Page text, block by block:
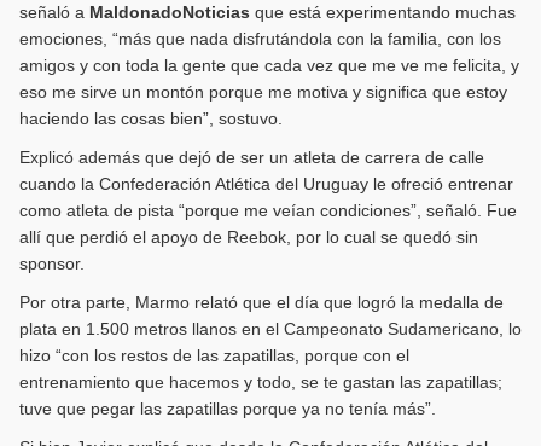
señaló a MaldonadoNoticias que está experimentando muchas
emociones, “más que nada disfrutándola con la familia, con los
amigos y con toda la gente que cada vez que me ve me felicita, y
eso me sirve un montón porque me motiva y significa que estoy
haciendo las cosas bien”, sostuvo.
Explicó además que dejó de ser un atleta de carrera de calle
cuando la Confederación Atlética del Uruguay le ofreció entrenar
como atleta de pista “porque me veían condiciones”, señaló. Fue
allí que perdió el apoyo de Reebok, por lo cual se quedó sin
sponsor.
Por otra parte, Marmo relató que el día que logró la medalla de
plata en 1.500 metros llanos en el Campeonato Sudamericano, lo
hizo “con los restos de las zapatillas, porque con el
entrenamiento que hacemos y todo, se te gastan las zapatillas;
tuve que pegar las zapatillas porque ya no tenía más”.